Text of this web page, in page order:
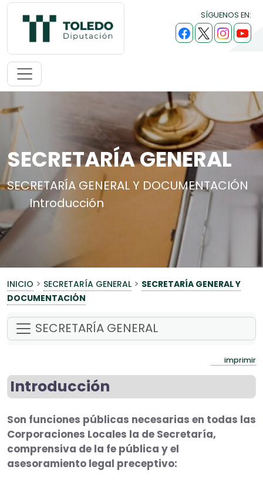
SÍGUENOS EN:
SECRETARÍA GENERAL
SECRETARÍA GENERAL Y DOCUMENTACIÓN
Introducción
INICIO > SECRETARÍA GENERAL > SECRETARÍA GENERAL Y
DOCUMENTACIÓN
SECRETARÍA GENERAL
imprimir
Introducción
Son funciones públicas necesarias en todas las
Corporaciones Locales la de Secretaría,
comprensiva de la fe pública y el
asesoramiento legal preceptivo: